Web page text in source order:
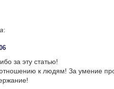
:
за эту статью!
отношению к людям! За умение